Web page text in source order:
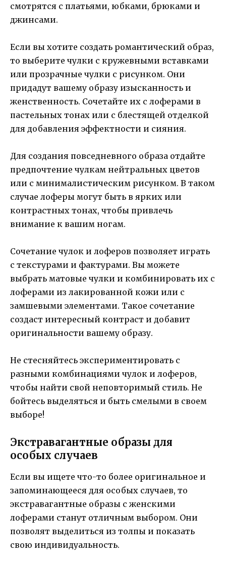
смотрятся с платьями, юбками, брюками и
джинсами.
Если вы хотите создать романтический образ,
то выберите чулки с кружевными вставками
или прозрачные чулки с рисунком. Они
придадут вашему образу изысканность и
женственность. Сочетайте их с лоферами в
пастельных тонах или с блестящей отделкой
для добавления эффектности и сияния.
Для создания повседневного образа отдайте
предпочтение чулкам нейтральных цветов
или с минималистическим рисунком. В таком
случае лоферы могут быть в ярких или
контрастных тонах, чтобы привлечь
внимание к вашим ногам.
Сочетание чулок и лоферов позволяет играть
с текстурами и фактурами. Вы можете
выбрать матовые чулки и комбинировать их с
лоферами из лакированной кожи или с
замшевыми элементами. Такое сочетание
создаст интересный контраст и добавит
оригинальности вашему образу.
Не стесняйтесь экспериментировать с
разными комбинациями чулок и лоферов,
чтобы найти свой неповторимый стиль. Не
бойтесь выделяться и быть смелыми в своем
выборе!
Экстравагантные образы для
особых случаев
Если вы ищете что-то более оригинальное и
запоминающееся для особых случаев, то
экстравагантные образы с женскими
лоферами станут отличным выбором. Они
позволят выделиться из толпы и показать
свою индивидуальность.